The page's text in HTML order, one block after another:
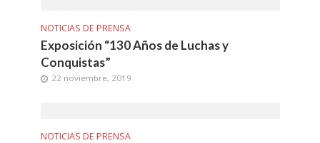
NOTICIAS DE PRENSA
Exposición “130 Años de Luchas y
Conquistas”
22 noviembre, 2019
NOTICIAS DE PRENSA